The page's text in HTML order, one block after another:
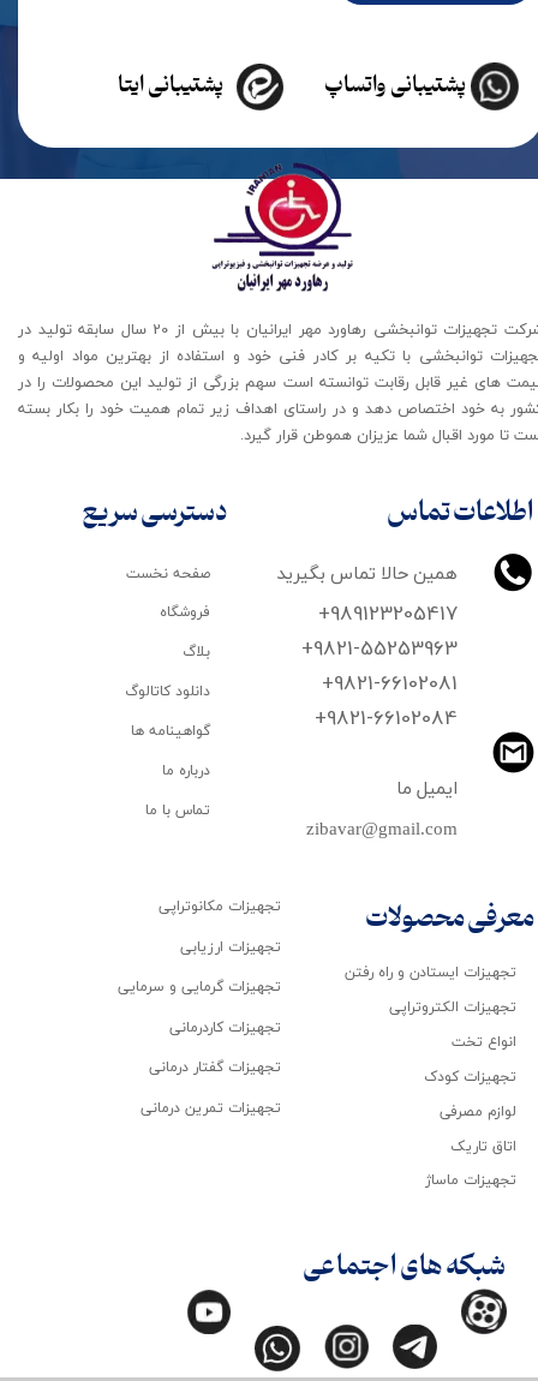
پشتیبانی ایتا پشتیبانی واتساپ
اطلاعات تماس
همین حالا تماس بگیرید
+989123205417
+9821-55253963
+9821-66102081
​​​​​​​+9821-66102084
zibavar@gmail.com
ایمیل ما
شرکت تجهیزات توانبخشی رهاورد مهر ایرانیان با بیش از 20 سال سابقه تولید در
توانبخشی با تکیه بر کادر فنی خود و استفاده از بهترین مواد اولیه و
های غیر قابل رقابت توانسته است سهم بزرگی از تولید این محصولات را در
به خود اختصاص دهد و در راستای اهداف زیر تمام همیت خود را بکار بسته
تا مورد اقبال شما عزیزان هموطن قرار گیرد​​​​​​​.
تجهیزات ایستادن و راه رفتن
تجهیزات الکتروتراپی
انواع تخت
تجهیزات کودک
لوازم مصرفی
اتاق تاریک
تجهیزات ماساژ
صفحه نخست
فروشگاه
بلاگ
دانلود کاتالوگ
گواهینامه ها
درباره ما
تماس با ما
تجهیزات مکانوتراپی
تجهیزات ارزیابی
تجهیزات گرمایی و سرمایی
تجهیزات کاردرمانی
تجهیزات گفتار درمانی
تجهیزات تمرین درمانی
دسترسی سریع
معرفی محصولات
شبکه های اجتماعی